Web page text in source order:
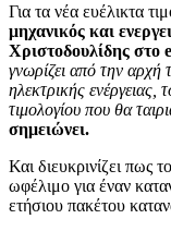
Για τα νέα ευέλικτα
μηχανικός και
Χριστοδουλίδης στο
γνωρίζει από την αρχή
ηλεκτρικής ενέργειας,
τιμολογίου που θα
σημειώνει.
Και διευκρινίζει πως
ωφέλιμο για έναν
ετήσιου πακέτου